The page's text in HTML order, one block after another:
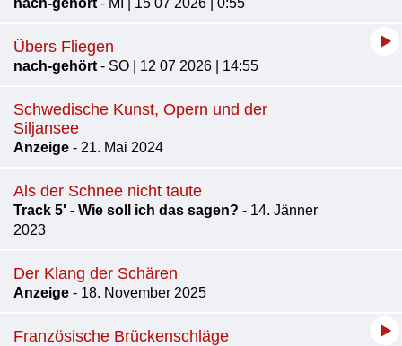
nach-gehört - MI | 15 07 2026 | 0:55
Übers Fliegen
nach-gehört - SO | 12 07 2026 | 14:55
Schwedische Kunst, Opern und der
Siljansee
Anzeige - 21. Mai 2024
Als der Schnee nicht taute
Track 5' - Wie soll ich das sagen? - 14. Jänner
2023
Der Klang der Schären
Anzeige - 18. November 2025
Französische Brückenschläge